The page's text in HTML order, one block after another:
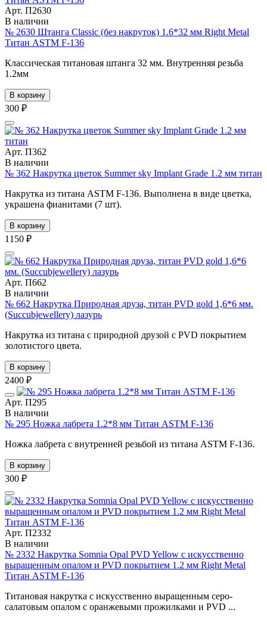
Арт. П2630
В наличии
№ 2630 Штанга Classic (без накруток) 1.6*32 мм Right Metal
Титан ASTM F-136
Классическая титановая штанга 32 мм. Внутренняя резьба
1.2мм
В корзину
300 ₽
Арт. П362
В наличии
№ 362 Накрутка цветок Summer sky Implant Grade 1.2 мм титан
Накрутка из титана ASTM F-136. Выполнена в виде цветка,
украшена фианитами (7 шт).
В корзину
1150 ₽
Арт. П662
В наличии
№ 662 Накрутка Природная друза, титан PVD gold 1,6*6 мм.
(Succubjewellery) лазурь
Накрутка из титана с природной друзой с PVD покрытием
золотистого цвета.
В корзину
2400 ₽
Арт. П295
В наличии
№ 295 Ножка лабрета 1.2*8 мм Титан ASTM F-136
Ножка лабрета с внутренней резьбой из титана ASTM F-136.
В корзину
300 ₽
Арт. П2332
В наличии
№ 2332 Накрутка Somnia Opal PVD Yellow с искусственно
выращенным опалом и PVD покрытием 1.2 мм Right Metal
Титан ASTM F-136
Титановая накрутка с искусственно выращенным серо-
салатовым опалом с оранжевыми прожилками и PVD ...